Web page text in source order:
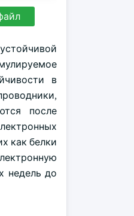
в
после
как белки
недель до